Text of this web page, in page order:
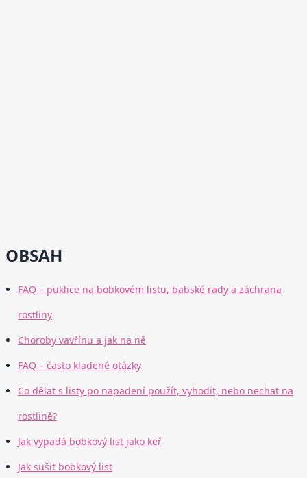
OBSAH
FAQ – puklice na bobkovém listu, babské rady a záchrana
rostliny
Choroby vavřínu a jak na ně
FAQ – často kladené otázky
Co dělat s listy po napadení použít, vyhodit, nebo nechat na
rostlině?
Jak vypadá bobkový list jako keř
Jak sušit bobkový list